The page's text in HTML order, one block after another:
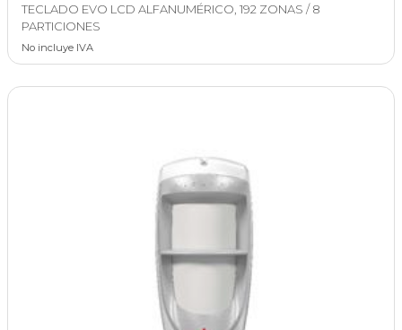
TECLADO EVO LCD ALFANUMÉRICO, 192 ZONAS / 8
PARTICIONES
No incluye IVA